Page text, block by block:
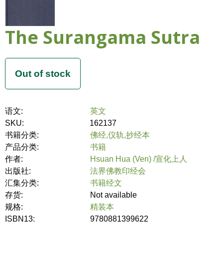
The Surangama Sutra
语文:
英文
SKU:
162137
书籍分类:
佛经,仪轨,抄经本
产品分类:
书籍
作者:
Hsuan Hua (Ven) /宣化上人
出版社:
法界佛教印经会
汇集分类:
书籍经文
存货:
Not available
规格:
精装本
ISBN13:
9780881399622